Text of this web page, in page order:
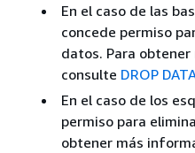
En el caso de las
concede permiso
datos. Para
consulte DROP
En el caso de los
permiso para
obtener más